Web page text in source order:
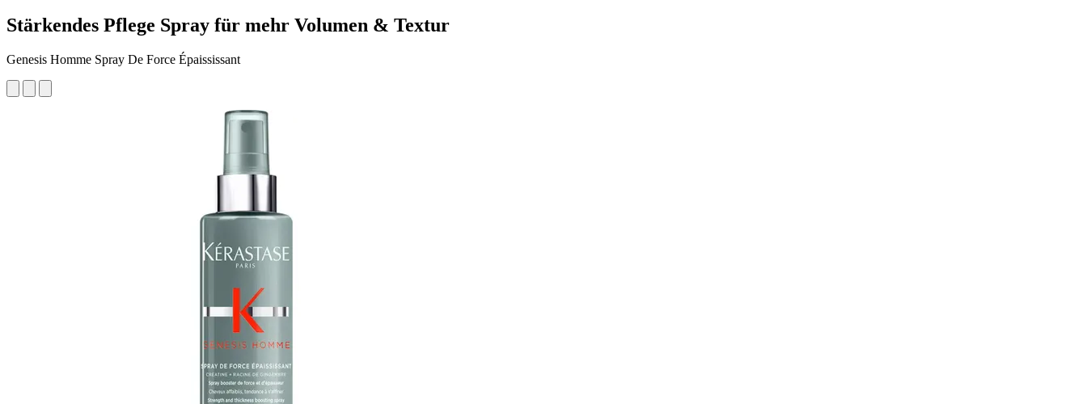
Stärkendes Pflege Spray für mehr Volumen & Textur
Genesis Homme Spray De Force Épaississant